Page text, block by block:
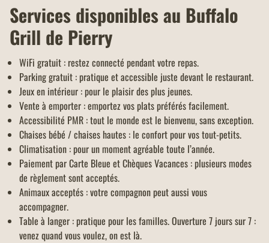
Services disponibles au Buffalo
Grill de Pierry
WiFi gratuit : restez connecté pendant votre repas.
Parking gratuit : pratique et accessible juste devant le restaurant.
Jeux en intérieur : pour le plaisir des plus jeunes.
Vente à emporter : emportez vos plats préférés facilement.
Accessibilité PMR : tout le monde est le bienvenu, sans exception.
Chaises bébé / chaises hautes : le confort pour vos tout-petits.
Climatisation : pour un moment agréable toute l’année.
Paiement par Carte Bleue et Chèques Vacances : plusieurs modes
de règlement sont acceptés.
Animaux acceptés : votre compagnon peut aussi vous
accompagner.
Table à langer : pratique pour les familles. Ouverture 7 jours sur 7 :
venez quand vous voulez, on est là.